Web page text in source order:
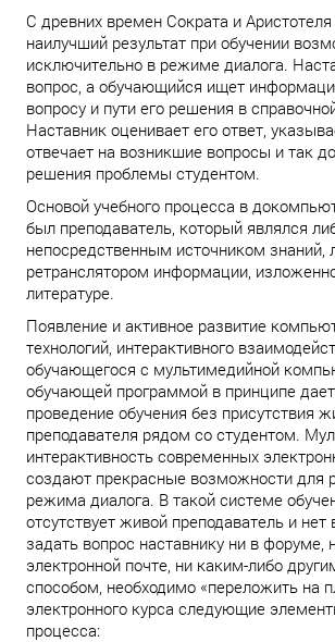
С древних времен Сократа и Аристотеля
наилучший результат при обучении
исключительно в режиме диалога.
вопрос, а обучающийся ищет
вопросу и пути его решения в
Наставник оценивает его ответ,
отвечает на возникшие вопросы и так
решения проблемы студентом.
Основой учебного процесса в
был преподаватель, который являлся
непосредственным источником знаний,
ретранслятором информации,
литературе.
Появление и активное развитие
технологий, интерактивного
обучающегося с мультимедийной
обучающей программой в принципе
проведение обучения без присутствия
преподавателя рядом со студентом.
интерактивность современных
создают прекрасные возможности для
режима диалога. В такой системе
отсутствует живой преподаватель и
задать вопрос наставнику ни в форуме,
электронной почте, ни каким-либо
способом, необходимо «переложить на
электронного курса следующие
процесса: